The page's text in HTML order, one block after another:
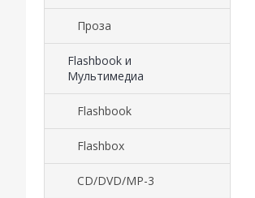
Проза
Flashbook и
Мультимедиа
Flashbook
Flashbox
CD/DVD/MP-3